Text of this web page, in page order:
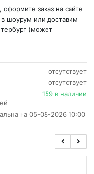
оформите заказ на сайте
шоурум или доставим
(может
отсутствует
отсутствует
159 в наличии
на 05-08-2026 10:00